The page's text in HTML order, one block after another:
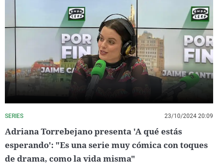
SERIES 23/10/2024 20:09
Adriana Torrebejano presenta 'A qué estás
esperando': "Es una serie muy cómica con toques
de drama, como la vida misma"